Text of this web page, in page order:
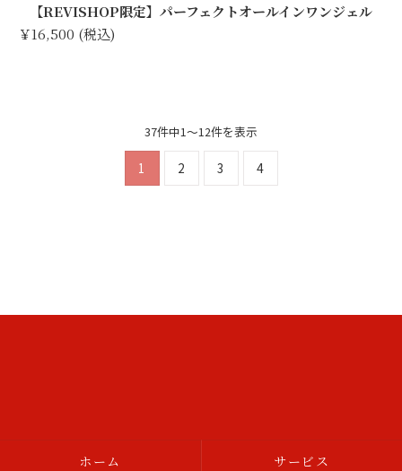
【REVISHOP限定】パーフェクトオールインワンジェル
￥16,500 (税込)
37件中1～12件を表示
1 2 3 4
ホーム サービス